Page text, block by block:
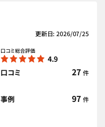
更新日: 2026/07/25
口コミ総合評価
4.9
口コミ
27 件
事例 97 件